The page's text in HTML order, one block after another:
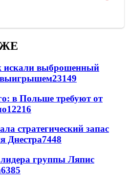
искали выброшенный
выигрышем23149
в Польше требуют от
12216
стратегический запас
Днестра7448
группы Ляпис
6385